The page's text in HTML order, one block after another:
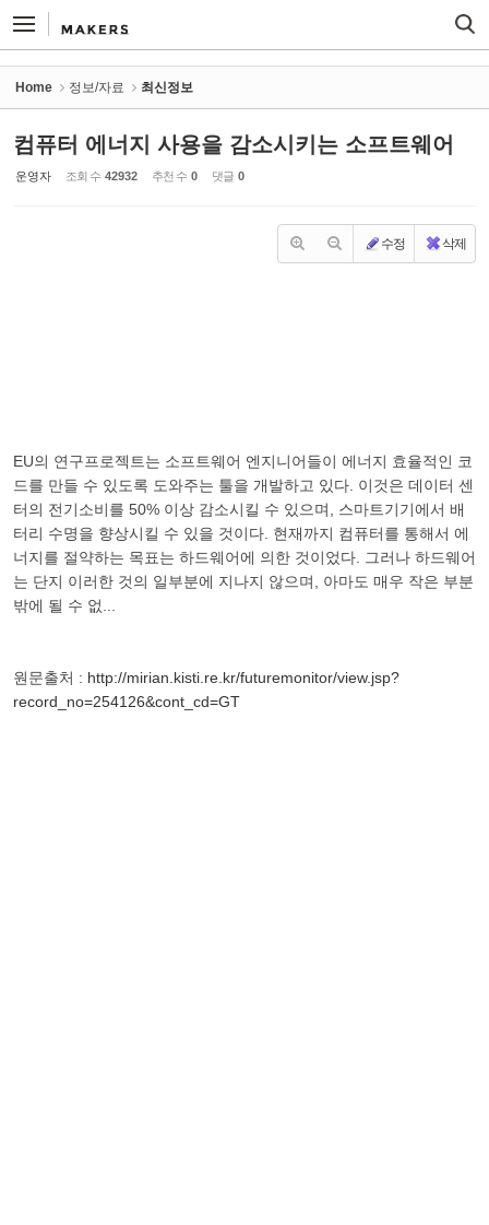
Home 정보/자료 최신정보
컴퓨터 에너지 사용을 감소시키는 소프트웨어
운영자 조회 수 42932 추천 수 0 댓글 0
수정 삭제
EU의 연구프로젝트는 소프트웨어 엔지니어들이 에너지 효율적인 코
드를 만들 수 있도록 도와주는 툴을 개발하고 있다. 이것은 데이터 센
터의 전기소비를 50% 이상 감소시킬 수 있으며, 스마트기기에서 배
터리 수명을 향상시킬 수 있을 것이다. 현재까지 컴퓨터를 통해서 에
너지를 절약하는 목표는 하드웨어에 의한 것이었다. 그러나 하드웨어
는 단지 이러한 것의 일부분에 지나지 않으며, 아마도 매우 작은 부분
밖에 될 수 없...
원문출처 : http://mirian.kisti.re.kr/futuremonitor/view.jsp?
record_no=254126&cont_cd=GT